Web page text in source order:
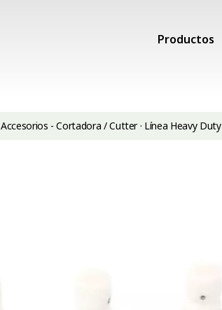
Productos
Accesorios - Cortadora / Cutter · Línea Heavy Duty